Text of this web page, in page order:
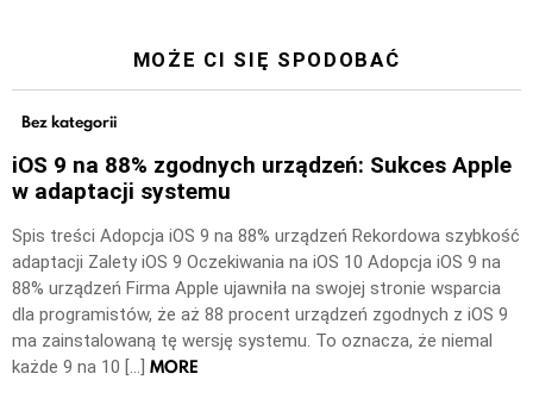
MOŻE CI SIĘ SPODOBAĆ
Bez kategorii
iOS 9 na 88% zgodnych urządzeń: Sukces Apple
w adaptacji systemu
Spis treści Adopcja iOS 9 na 88% urządzeń Rekordowa szybkość
adaptacji Zalety iOS 9 Oczekiwania na iOS 10 Adopcja iOS 9 na
88% urządzeń Firma Apple ujawniła na swojej stronie wsparcia
dla programistów, że aż 88 procent urządzeń zgodnych z iOS 9
ma zainstalowaną tę wersję systemu. To oznacza, że niemal
każde 9 na 10 […] MORE